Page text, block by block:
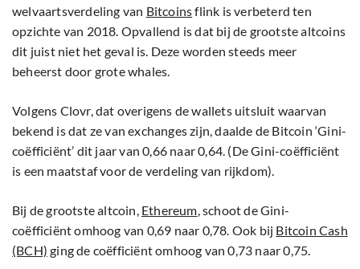
welvaartsverdeling van Bitcoinsflink is verbeterd ten
opzichte van 2018. Opvallend is dat bij de grootste altcoins
dit juist niet het geval is. Deze worden steeds meer
beheerst door grote whales.
Volgens Clovr, dat overigens de wallets uitsluit waarvan
bekend is dat ze van exchanges zijn, daalde de Bitcoin ‘Gini-
coëfficiënt’ dit jaar van 0,66 naar 0,64. (De Gini-coëfficiënt
is een maatstaf voor de verdeling van rijkdom).
Bij de grootste altcoin, Ethereum, schoot de Gini-
coëfficiënt omhoog van 0,69 naar 0,78. Ook bij Bitcoin Cash
(BCH) ging de coëfficiënt omhoog van 0,73 naar 0,75.